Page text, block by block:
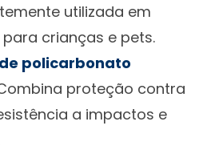
utilizada em
crianças e pets.
policarbonato
proteção contra
a impactos e